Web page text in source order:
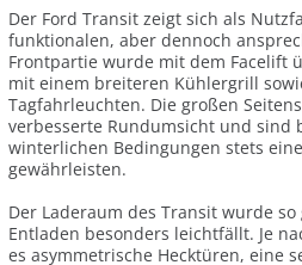
Der Ford Transit zeigt sich als
funktionalen, aber dennoch
Frontpartie wurde mit dem Facelift
mit einem breiteren Kühlergrill
Tagfahrleuchten. Die großen
verbesserte Rundumsicht und sind
winterlichen Bedingungen stets
gewährleisten.
Der Laderaum des Transit wurde
Entladen besonders leichtfällt. Je
es asymmetrische Hecktüren, eine